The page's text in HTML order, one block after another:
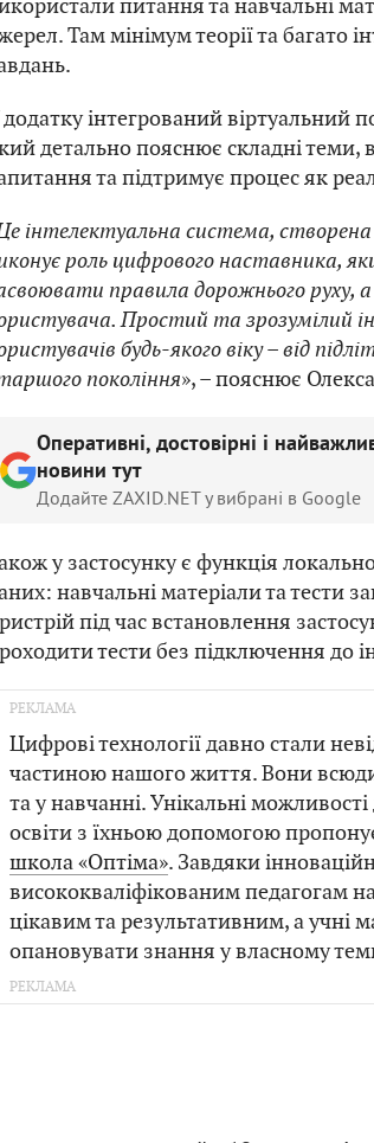
Там мінімум теорії та багато
інтегрований віртуальний
детально пояснює складні теми,
та підтримує процес як
інтелектуальна система, створена
роль цифрового наставника,
правила дорожнього руху,
Простий та зрозумілий
будь-якого віку – від
покоління», – пояснює
Оперативні, достовірні і
новини тут
Додайте ZAXID.NET у вибрані в Google
у застосунку є функція
навчальні матеріали та тести
під час встановлення
тести без підключення до
Цифрові технології давно стали
частиною нашого життя. Вони
та у навчанні. Унікальні
освіти з їхньою допомогою
школа «Оптіма». Завдяки
висококваліфікованим педагогам
цікавим та результативним, а учні
опановувати знання у власному